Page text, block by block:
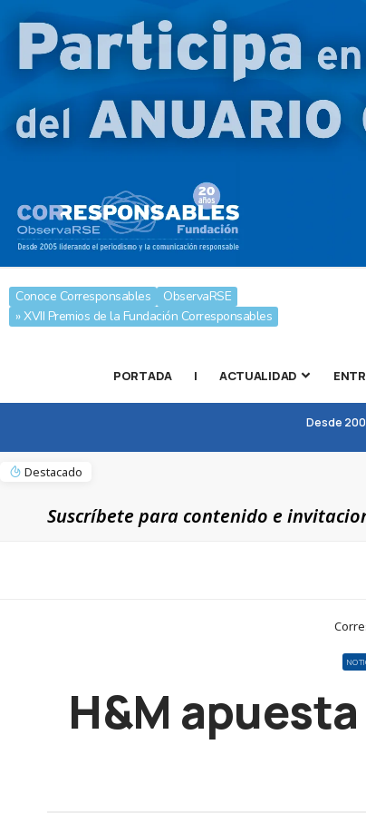
Conoce Corresponsables
ObservaRSE
» XVII Premios de la Fundación Corresponsables
PORTADA | ACTUALIDAD
Desde
Destacado
Suscríbete para contenido e
H&M